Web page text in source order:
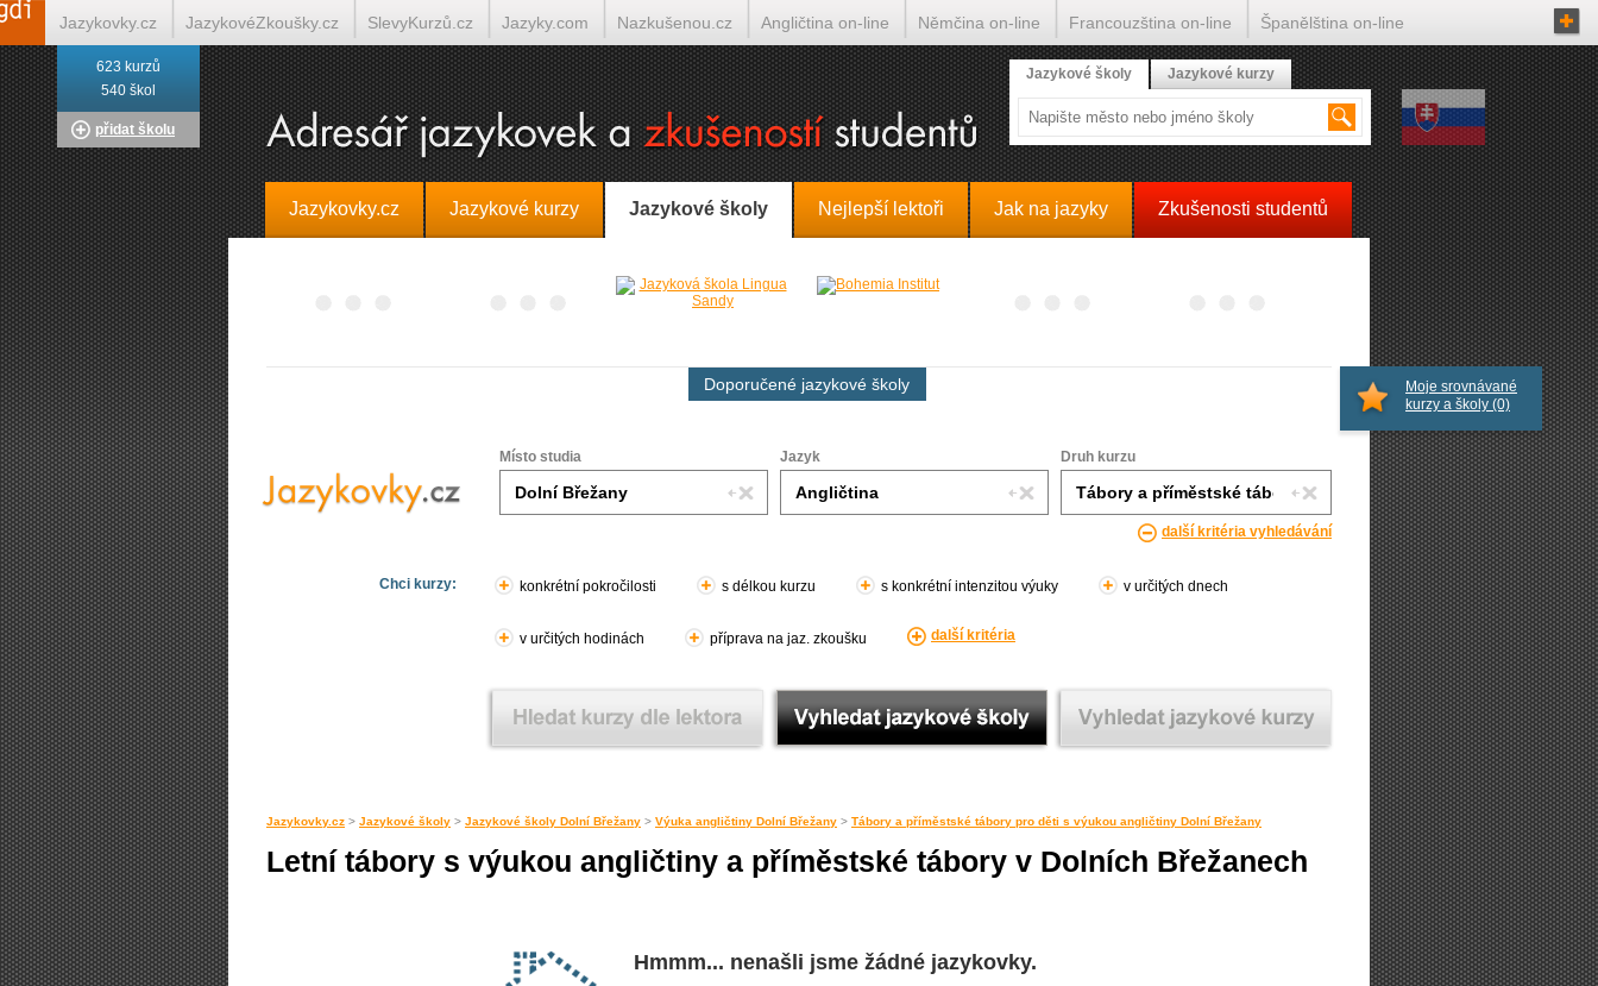
Jazykovky.cz Jazykové kurzy Jazykové školy Nejlepší lektoři Jak na jazyky Zkušenosti studentů
Doporučené jazykové školy
Místo studia Jazyk Druh kurzu
další kritéria vyhledávání
Chci kurzy: konkrétní pokročilosti s délkou kurzu s konkrétní intenzitou výuky v určitých dnech
v určitých hodinách příprava na jaz. zkoušku další kritéria
Jazykovky.cz > Jazykové školy > Jazykové školy Dolní Břežany > Výuka angličtiny Dolní Břežany > Tábory a příměstské tábory pro děti s výukou angličtiny Dolní Břežany
Letní tábory s výukou angličtiny a příměstské tábory v Dolních Břežanech
Hmmm... nenašli jsme žádné jazykovky.
Moje srovnávané
kurzy a školy (0)
623 kurzů
540 škol
přidat školu
Jazykové školy Jazykové kurzy
Jazykovky.cz JazykovéZkoušky.cz SlevyKurzů.cz Jazyky.com Nazkušenou.cz Angličtina on-line Němčina on-line Francouzština on-line Španělština on-line
Italština on-line Tlumočení-Překlady.cz Překládá.cz Tlumočí.cz